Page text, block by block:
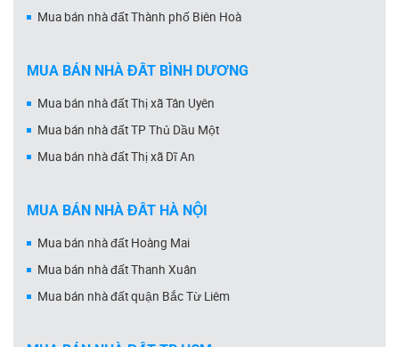
Mua bán nhà đất Thành phố Biên Hoà
MUA BÁN NHÀ ĐẤT BÌNH DƯƠNG
Mua bán nhà đất Thị xã Tân Uyên
Mua bán nhà đất TP Thủ Dầu Một
Mua bán nhà đất Thị xã Dĩ An
MUA BÁN NHÀ ĐẤT HÀ NỘI
Mua bán nhà đất Hoàng Mai
Mua bán nhà đất Thanh Xuân
Mua bán nhà đất quận Bắc Từ Liêm